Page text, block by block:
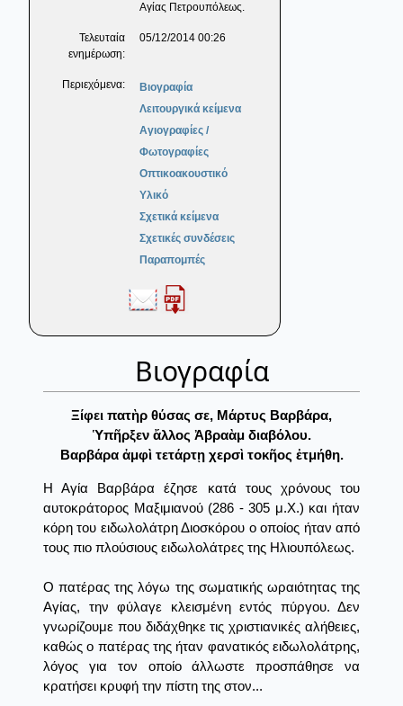
Αγίας Πετρουπόλεως.
Τελευταία
ενημέρωση:
05/12/2014 00:26
Περιεχόμενα:
Βιογραφία
Λειτουργικά κείμενα
Αγιογραφίες /
Φωτογραφίες
Οπτικοακουστικό
Υλικό
Σχετικά κείμενα
Σχετικές συνδέσεις
Παραπομπές
Βιογραφία
Ξίφει πατὴρ θύσας σε, Μάρτυς Βαρβάρα,
Ὑπῆρξεν ἄλλος Ἀβραὰμ διαβόλου.
Βαρβάρα ἀμφὶ τετάρτῃ χερσὶ τοκῆος ἐτμήθη.
Η Αγία Βαρβάρα έζησε κατά τους χρόνους του
αυτοκράτορος Μαξιμιανού (286 - 305 μ.Χ.) και ήταν
κόρη του ειδωλολάτρη Διοσκόρου ο οποίος ήταν από
τους πιο πλούσιους ειδωλολάτρες της Ηλιουπόλεως.
Ο πατέρας της λόγω της σωματικής ωραιότητας της
Αγίας, την φύλαγε κλεισμένη εντός πύργου. Δεν
γνωρίζουμε που διδάχθηκε τις χριστιανικές αλήθειες,
καθώς ο πατέρας της ήταν φανατικός ειδωλολάτρης,
λόγος για τον οποίο άλλωστε προσπάθησε να
κρατήσει κρυφή την πίστη της στον...